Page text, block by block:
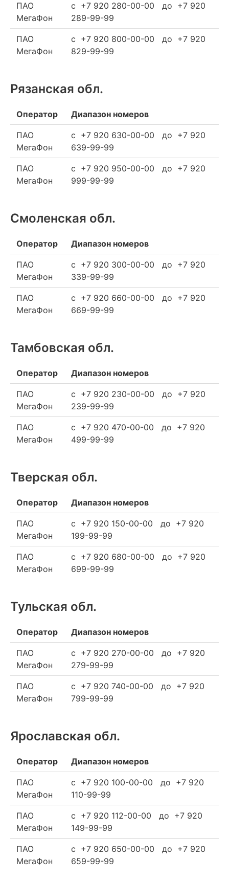
ПАО
МегаФон
c +7 920 280-00-00 до +7 920
289-99-99
ПАО
МегаФон
c +7 920 800-00-00 до +7 920
829-99-99
Рязанская обл.
Оператор Диапазон номеров
ПАО
МегаФон
c +7 920 630-00-00 до +7 920
639-99-99
ПАО
МегаФон
c +7 920 950-00-00 до +7 920
999-99-99
Смоленская обл.
Оператор Диапазон номеров
ПАО
МегаФон
c +7 920 300-00-00 до +7 920
339-99-99
ПАО
МегаФон
c +7 920 660-00-00 до +7 920
669-99-99
Тамбовская обл.
Оператор Диапазон номеров
ПАО
МегаФон
c +7 920 230-00-00 до +7 920
239-99-99
ПАО
МегаФон
c +7 920 470-00-00 до +7 920
499-99-99
Тверская обл.
Оператор Диапазон номеров
ПАО
МегаФон
c +7 920 150-00-00 до +7 920
199-99-99
ПАО
МегаФон
c +7 920 680-00-00 до +7 920
699-99-99
Тульская обл.
Оператор Диапазон номеров
ПАО
МегаФон
c +7 920 270-00-00 до +7 920
279-99-99
ПАО
МегаФон
c +7 920 740-00-00 до +7 920
799-99-99
Ярославская обл.
Оператор Диапазон номеров
ПАО
МегаФон
c +7 920 100-00-00 до +7 920
110-99-99
ПАО
МегаФон
c +7 920 112-00-00 до +7 920
149-99-99
ПАО
МегаФон
c +7 920 650-00-00 до +7 920
659-99-99